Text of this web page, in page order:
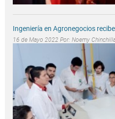
Ingeniería en Agronegocios
16 de Mayo 2022 Por: Noemy